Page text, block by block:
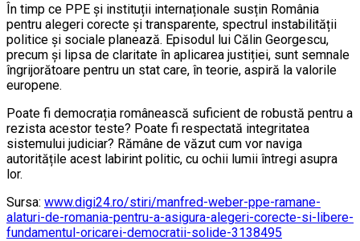
În timp ce PPE și instituții internaționale susțin România
pentru alegeri corecte și transparente, spectrul instabilității
politice și sociale planează. Episodul lui Călin Georgescu,
precum și lipsa de claritate în aplicarea justiției, sunt semnale
îngrijorătoare pentru un stat care, în teorie, aspiră la valorile
europene.
Poate fi democrația românească suficient de robustă pentru a
rezista acestor teste? Poate fi respectată integritatea
sistemului judiciar? Rămâne de văzut cum vor naviga
autoritățile acest labirint politic, cu ochii lumii întregi asupra
lor.
Sursa: www.digi24.ro/stiri/manfred-weber-ppe-ramane-
alaturi-de-romania-pentru-a-asigura-alegeri-corecte-si-libere-
fundamentul-oricarei-democratii-solide-3138495